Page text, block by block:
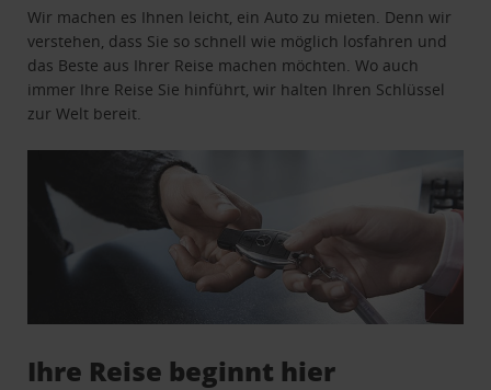
Wir machen es Ihnen leicht, ein Auto zu mieten. Denn wir
verstehen, dass Sie so schnell wie möglich losfahren und
das Beste aus Ihrer Reise machen möchten. Wo auch
immer Ihre Reise Sie hinführt, wir halten Ihren Schlüssel
zur Welt bereit.
Ihre Reise beginnt hier